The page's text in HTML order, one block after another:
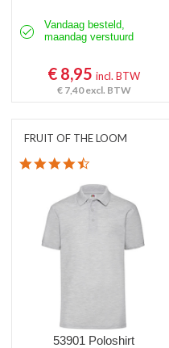
Vandaag besteld,
maandag verstuurd
€ 8,95incl. BTW
€ 7,40excl. BTW
FRUIT OF THE LOOM
53901 Poloshirt